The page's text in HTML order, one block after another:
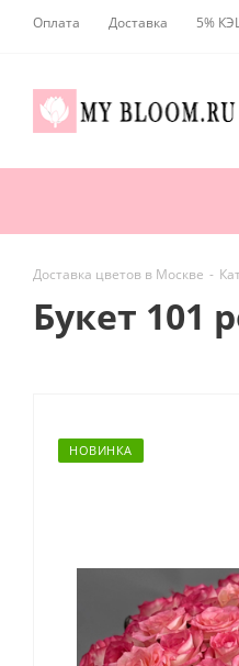
Оплата Доставка 5%
Доставка цветов в Москве -
Букет 101
НОВИНКА